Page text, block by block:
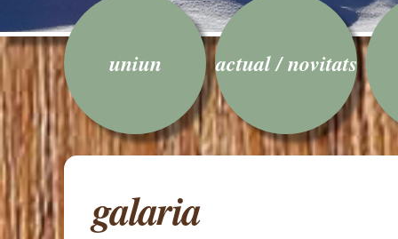
uniun actual / novitats
galaria